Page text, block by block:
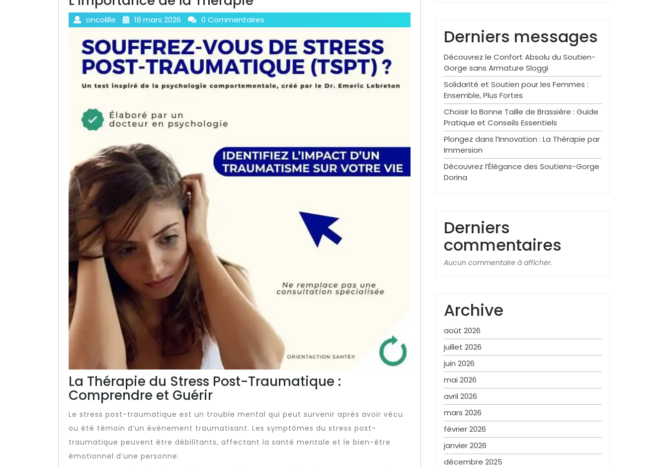
oncolille 18 mars 2026 0 Commentaires
La Thérapie du Stress Post-Traumatique :
Comprendre et Guérir
Le stress post-traumatique est un trouble mental qui peut survenir après avoir vécu
ou été témoin d’un événement traumatisant. Les symptômes du stress post-
traumatique peuvent être débilitants, affectant la santé mentale et le bien-être
émotionnel d’une personne.
Derniers messages
Découvrez le Confort Absolu du Soutien-
Gorge sans Armature Sloggi
Solidarité et Soutien pour les Femmes :
Ensemble, Plus Fortes
Choisir la Bonne Taille de Brassière : Guide
Pratique et Conseils Essentiels
Plongez dans l’Innovation : La Thérapie par
Immersion
Découvrez l’Élégance des Soutiens-Gorge
Dorina
Derniers
commentaires
Aucun commentaire à afficher.
Archive
août 2026
juillet 2026
juin 2026
mai 2026
avril 2026
mars 2026
février 2026
janvier 2026
décembre 2025